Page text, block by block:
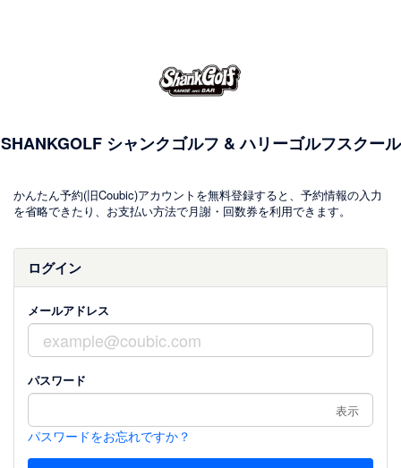
SHANKGOLF シャンクゴルフ & ハリーゴルフスクール
かんたん予約(旧Coubic)アカウントを無料登録すると、予約情報の入力
を省略できたり、お支払い方法で月謝・回数券を利用できます。
ログイン
メールアドレス
パスワード
表示
パスワードをお忘れですか？